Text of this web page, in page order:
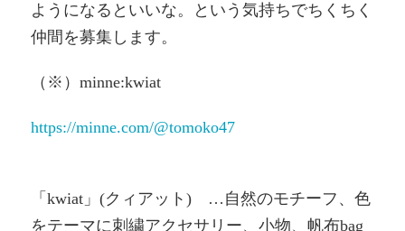
ようになるといいな。という気持ちでちくちく
仲間を募集します。
（※）minne:kwiat
https://minne.com/@tomoko47
「kwiat」(クィアット) …自然のモチーフ、色
をテーマに刺繍アクセサリー、小物、帆布bag